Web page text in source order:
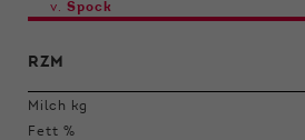
v. Spock
RZM
Milch kg
Fett %